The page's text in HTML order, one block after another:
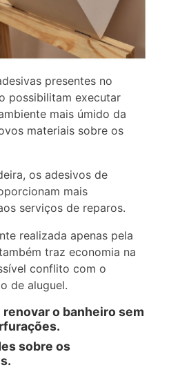
presentes no
possibilitam executar
mais úmido da
materiais sobre os
os adesivos de
mais
serviços de reparos.
realizada apenas pela
traz economia na
conflito com o
de aluguel.
o banheiro sem
sobre os